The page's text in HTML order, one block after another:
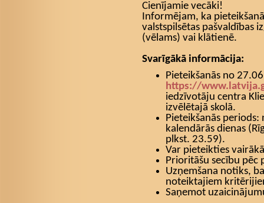
Cienījamie vecāki!
Informējam, ka
valstspilsētas pašvaldības
(vēlams) vai klātienē.
Svarīgākā informācija:
Pieteikšanās no
https://
iedzīvotāju centra
izvēlētajā skolā.
Pieteikšanās
kalendārās dienas
plkst. 23.59).
Var pieteikties
Prioritāšu secību pēc
Uzņemšana notiks,
noteiktajiem
Saņemot